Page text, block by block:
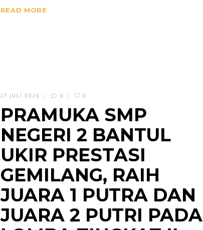
READ MORE
27 JULI 2026 0 0
PRAMUKA SMP
NEGERI 2 BANTUL
UKIR PRESTASI
GEMILANG, RAIH
JUARA 1 PUTRA DAN
JUARA 2 PUTRI PADA